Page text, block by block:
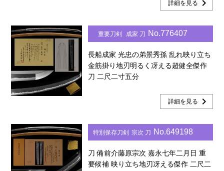
詳細を見る chevron_right
重要刀剣 成家 刀 No.776407
長船成家 光忠の弟景秀孫 乱れ映り立ち
金筋掛り地刃明るく冴える超健全傑作
刀 二尺二寸五分
詳細を見る chevron_right
特別保存刀剣 宗次 刀 No.649198
刀 備前介藤原宗次 嘉永七年二月日 重
要候補 映り立ち地刃冴える傑作 二尺二